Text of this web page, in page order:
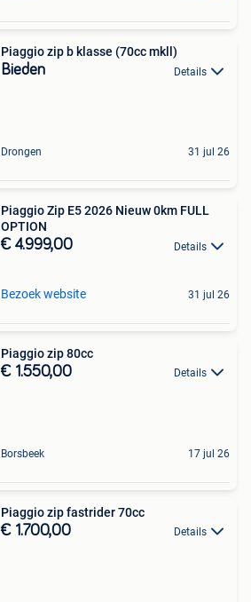
Piaggio zip b klasse (70cc mkll)
Bieden Details
Drongen 31 jul 26
Piaggio Zip E5 2026 Nieuw 0km FULL
OPTION
€ 4.999,00 Details
Bezoek website 31 jul 26
Piaggio zip 80cc
€ 1.550,00 Details
Borsbeek 17 jul 26
Piaggio zip fastrider 70cc
€ 1.700,00 Details